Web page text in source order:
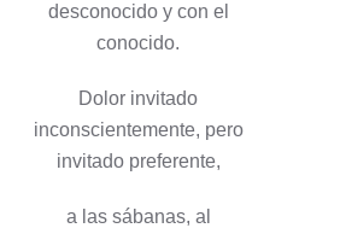
desconocido y con el
conocido.
Dolor invitado
inconscientemente, pero
invitado preferente,
a las sábanas, al